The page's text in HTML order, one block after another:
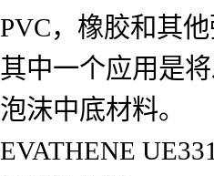
PVC，橡胶和其他
其中一个应用是
泡沫中底材料。
EVATHENE